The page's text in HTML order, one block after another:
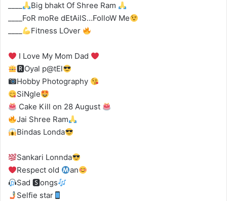
Big bhakt Of Shree Ram
____FoR moRe dEtAilS…FolloW Me
Fitness LOver
I Love My Mom Dad
🆁Oyal p@tEl
Hobby Photography
SiNgle
Cake Kill on 28 August
Jai Shree Ram
Bindas Londa
Sankari Lonnda
Respect old
an
Sad 🆂ongs
Selfie star